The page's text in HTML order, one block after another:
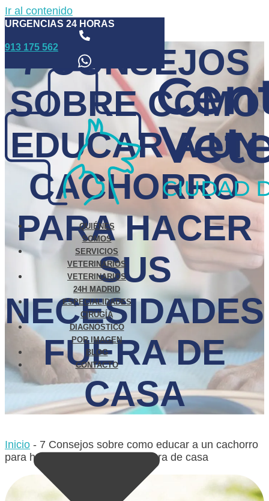
Ir al contenido
URGENCIAS 24 HORAS
913 175 562
QUIÉNES
SOMOS
SERVICIOS
VETERINARIOS
VETERINARIOS
24H MADRID
ESPECIALIDADES
CIRUGÍA
DIAGNÓSTICO
POR IMAGEN
BLOG
CONTACTO
7 CONSEJOS
SOBRE COMO
EDUCAR A UN
CACHORRO
PARA HACER
SUS
NECESIDADES
FUERA DE
CASA
Inicio - 7 Consejos sobre como educar a un cachorro
para hacer sus necesidades fuera de casa